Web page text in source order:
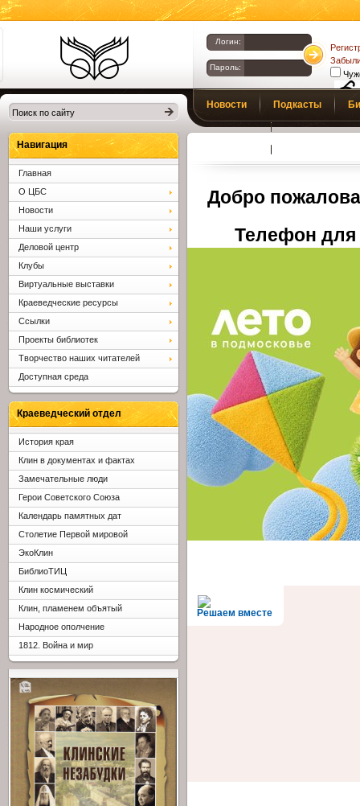
Библиотеки
Клина. Клинская
ЦБС.
Логин:
Пароль:
Новости Подкасты
Добро
Телефон для
Решаем вместе
Навигация
Главная
О ЦБС
Новости
Наши услуги
Деловой центр
Клубы
Виртуальные выставки
Краеведческие ресурсы
Ссылки
Проекты библиотек
Творчество наших читателей
Доступная среда
Краеведческий отдел
История края
Клин в документах и фактах
Замечательные люди
Герои Советского Союза
Календарь памятных дат
Столетие Первой мировой
ЭкоКлин
БиблиоТИЦ
Клин космический
Клин, пламенем объятый
Народное ополчение
1812. Война и мир